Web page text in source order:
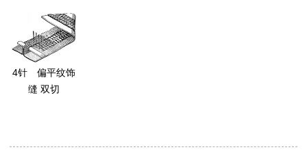
4针 偏平纹饰
缝 双切